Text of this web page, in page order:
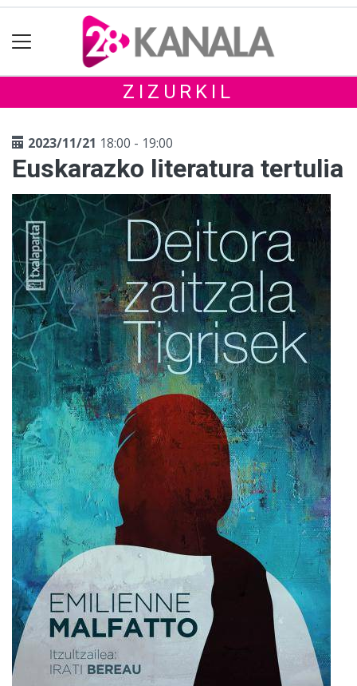
ZIZURKIL
2023/11/21 18:00 - 19:00
Euskarazko literatura tertulia